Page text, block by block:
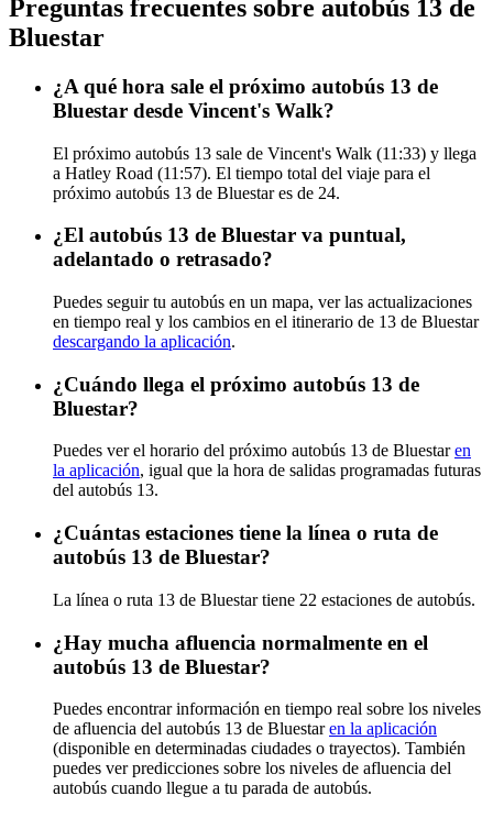
Preguntas frecuentes sobre autobús 13 de
Bluestar
¿A qué hora sale el próximo autobús 13 de
Bluestar desde Vincent's Walk?
El próximo autobús 13 sale de Vincent's Walk (11:33) y llega
a Hatley Road (11:57). El tiempo total del viaje para el
próximo autobús 13 de Bluestar es de 24.
¿El autobús 13 de Bluestar va puntual,
adelantado o retrasado?
Puedes seguir tu autobús en un mapa, ver las actualizaciones
en tiempo real y los cambios en el itinerario de 13 de Bluestar
descargando la aplicación.
¿Cuándo llega el próximo autobús 13 de
Bluestar?
Puedes ver el horario del próximo autobús 13 de Bluestaren
la aplicación, igual que la hora de salidas programadas futuras
del autobús 13.
¿Cuántas estaciones tiene la línea o ruta de
autobús 13 de Bluestar?
La línea o ruta 13 de Bluestar tiene 22 estaciones de autobús.
¿Hay mucha afluencia normalmente en el
autobús 13 de Bluestar?
Puedes encontrar información en tiempo real sobre los niveles
de afluencia del autobús 13 de Bluestaren la aplicación
(disponible en determinadas ciudades o trayectos). También
puedes ver predicciones sobre los niveles de afluencia del
autobús cuando llegue a tu parada de autobús.